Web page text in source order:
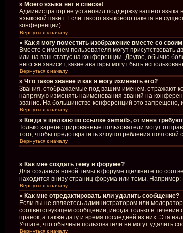
» Моего языка нет в списке!
Администратор не установил поддержку вашего
языковой пакет. Если такого языкового пакета не
конференции).
Вернуться к началу
» Как я могу поместить изображение вместе со
Вместе с именем пользователя могут присутствовать
или на ваш статус на конференции. Другое, обычно
него же зависит, какие аватары могут быть
Вернуться к началу
» Что такое звание и как я могу изменить его?
Звания, отображаемые под вашим именем, отражают
напрямую изменять наименования званий на
звание. На большинстве конференций это запрещено,
Вернуться к началу
» Когда я щёлкаю по ссылке «email», от меня
Только зарегистрированные пользователи могут
того, чтобы предотвратить злоупотребления
Вернуться к началу
» Как мне создать тему в форуме?
Для создания новой темы в форуме щёлкните по
находится внизу страниц форума или темы.
Вернуться к началу
» Как мне отредактировать или удалить сообщение?
Если вы не являетесь администратором или
соответствующем сообщении, иногда только в
правок, а также дату и время последней из них. Эта
Учтите, что обычные пользователи не могут удалить
Вернуться к началу